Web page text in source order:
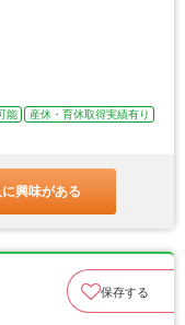
能
産休・育休取得実績有り
興味がある
保存する